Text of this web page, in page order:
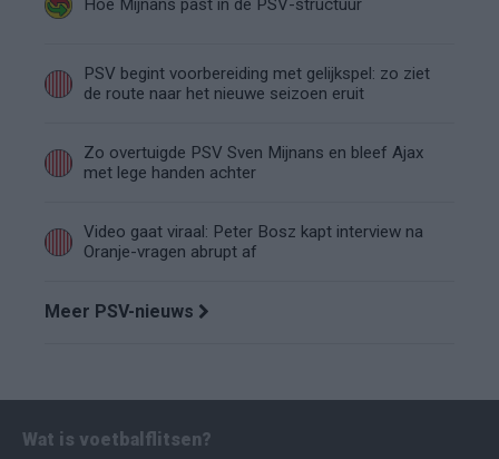
Hoe Mijnans past in de PSV-structuur
PSV begint voorbereiding met gelijkspel: zo ziet
de route naar het nieuwe seizoen eruit
Zo overtuigde PSV Sven Mijnans en bleef Ajax
met lege handen achter
Video gaat viraal: Peter Bosz kapt interview na
Oranje-vragen abrupt af
Meer PSV-nieuws
Wat is voetbalflitsen?